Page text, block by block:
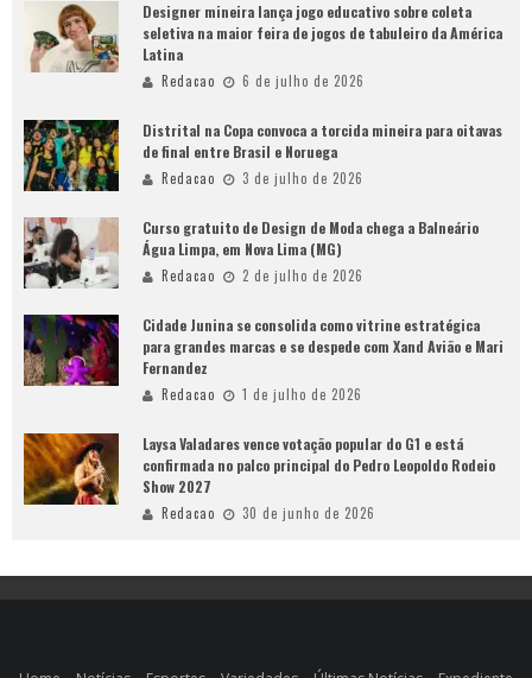
Designer mineira lança jogo educativo sobre coleta
seletiva na maior feira de jogos de tabuleiro da América
Latina
Redacao 6 de julho de 2026
Distrital na Copa convoca a torcida mineira para oitavas
de final entre Brasil e Noruega
Redacao 3 de julho de 2026
Curso gratuito de Design de Moda chega a Balneário
Água Limpa, em Nova Lima (MG)
Redacao 2 de julho de 2026
Cidade Junina se consolida como vitrine estratégica
para grandes marcas e se despede com Xand Avião e Mari
Fernandez
Redacao 1 de julho de 2026
Laysa Valadares vence votação popular do G1 e está
confirmada no palco principal do Pedro Leopoldo Rodeio
Show 2027
Redacao 30 de junho de 2026